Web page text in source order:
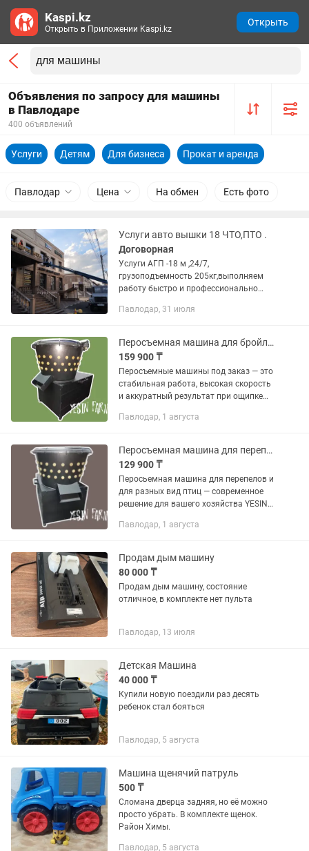
Объявления по запросу для машины
в Павлодаре
400 объявлений
Услуги Детям Для бизнеса Прокат и аренда
Павлодар Цена На обмен Есть фото
Услуги авто вышки 18 ЧТО,ПТО .
Договорная
Услуги АГП -18 м ,24/7,
грузоподъемность 205кг,выполняем
работу быстро и профессионально
по договоренности.
Павлодар, 31 июля
Перосъемная машина для бройлера лучшее для фермы
159 900 ₸
Перосъемные машины под заказ — это
стабильная работа, высокая скорость
и аккуратный результат при ощипке
Отличный выбор для фермеров и
Павлодар, 1 августа
Перосъемная машина для перепелов надежность и качество
129 900 ₸
Перосьемная машина для перепелов и
для разных вид птиц — современное
решение для вашего хозяйства YESIN
перепелов и прочие товары для
Павлодар, 1 августа
Продам дым машину
80 000 ₸
Продам дым машину, состояние
отличное, в комплекте нет пульта
Павлодар, 13 июля
Детская Машина
40 000 ₸
Купили новую поездили раз десять
ребенок стал бояться
Павлодар, 5 августа
Машина щенячий патруль
500 ₸
Сломана дверца задняя, но её можно
просто убрать. В комплекте щенок.
Район Химы.
Павлодар, 5 августа
Kaspi.kz
Открыть в Приложении Kaspi.kz
Открыть